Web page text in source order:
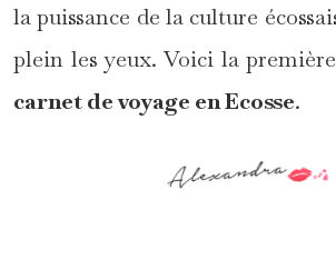
la puissance de la culture
plein les yeux. Voici la
carnet de voyage en Ecosse.